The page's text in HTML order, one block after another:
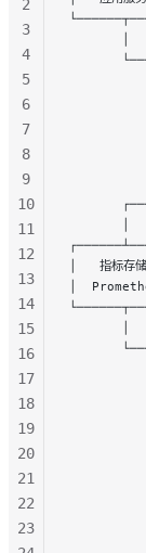
│   指标
│
2
3
4
5
6
7
8
9
10
11
12
13
14
15
16
17
18
19
20
21
22
23